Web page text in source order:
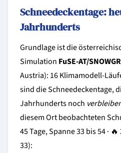
Schneedeckentage:
Jahrhunderts
Grundlage ist die
Simulation FuSE-AT/
Austria): 16 Klimamodell-
sind die Schneedeckentage,
Jahrhunderts noch
diesem Ort beobachteten
45 Tage, Spanne 33 bis 54 ·
33):